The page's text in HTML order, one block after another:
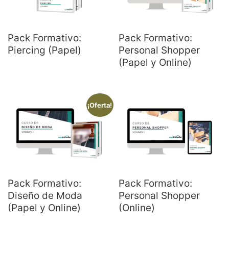
Pack Formativo:
Piercing (Papel)
Pack Formativo:
Personal Shopper
(Papel y Online)
¡Oferta!
Pack Formativo:
Diseño de Moda
(Papel y Online)
Pack Formativo:
Personal Shopper
(Online)